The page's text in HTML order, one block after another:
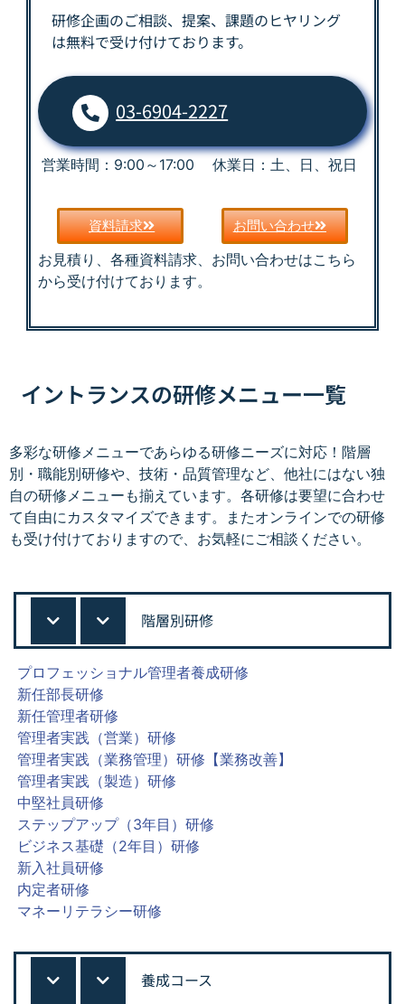
研修企画のご相談、提案、課題のヒヤリング
は無料で受け付けております。
03-6904-2227
営業時間：9:00～17:00 休業日：土、日、祝日
資料請求 お問い合わせ
お見積り、各種資料請求、お問い合わせはこちら
から受け付けております。
イントランスの研修メニュー一覧
多彩な研修メニューであらゆる研修ニーズに対応！階層
別・職能別研修や、技術・品質管理など、他社にはない独
自の研修メニューも揃えています。各研修は要望に合わせ
て自由にカスタマイズできます。またオンラインでの研修
も受け付けておりますので、お気軽にご相談ください。
階層別研修
プロフェッショナル管理者養成研修
新任部長研修
新任管理者研修
管理者実践（営業）研修
管理者実践（業務管理）研修【業務改善】
管理者実践（製造）研修
中堅社員研修
ステップアップ（3年目）研修
ビジネス基礎（2年目）研修
新入社員研修
内定者研修
マネーリテラシー研修
養成コース